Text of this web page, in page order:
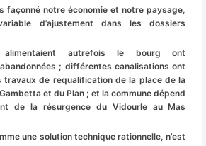
façonné notre économie et notre paysage,
d’ajustement dans les dossiers
autrefois le bourg ont
; différentes canalisations ont
de requalification de la place de la
et du Plan ; et la commune dépend
de la résurgence du Vidourle au Mas
une solution technique rationnelle, n’est